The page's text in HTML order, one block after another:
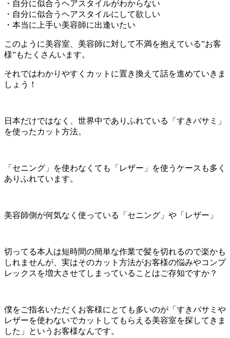
・自分に似合うヘアスタイルがわからない
・自分に似合うヘアスタイルにして欲しい
・本当に上手い美容師に出逢いたい
このように美容室、美容師に対して不満を抱えている”お客
様”もたくさんいます。
それではわかりやすくカットに置き換えて話を進めていきま
しょう！
日本だけではなく、世界中でありふれている「すきバサミ」
を使ったカット方法。
「セニング」を使わなくても「レザー」を使うケースも多く
ありふれています。
美容師側が何気なく使っている「セニング」や「レザー」
切ってる本人は短時間の簡単な作業で髪を切れるので楽かも
しれませんが、実はそのカット方法がお客様の悩みやコンプ
レックスを増大させてしまっていることはご存知ですか？
僕をご指名いただくお客様にとても多いのが「すきバサミや
レザーを使わないでカットしてもらえる美容室を探してきま
した」というお客様なんです。